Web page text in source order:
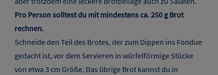
Pro Person solltest du mit mindestens ca. 250 g Brot
rechnen.
Schneide den Teil des Brotes, der zum Dippen ins Fondue
gedacht ist, vor dem Servieren in würfelförmige Stücke
von etwa 3 cm Größe. Das übrige Brot kannst du in